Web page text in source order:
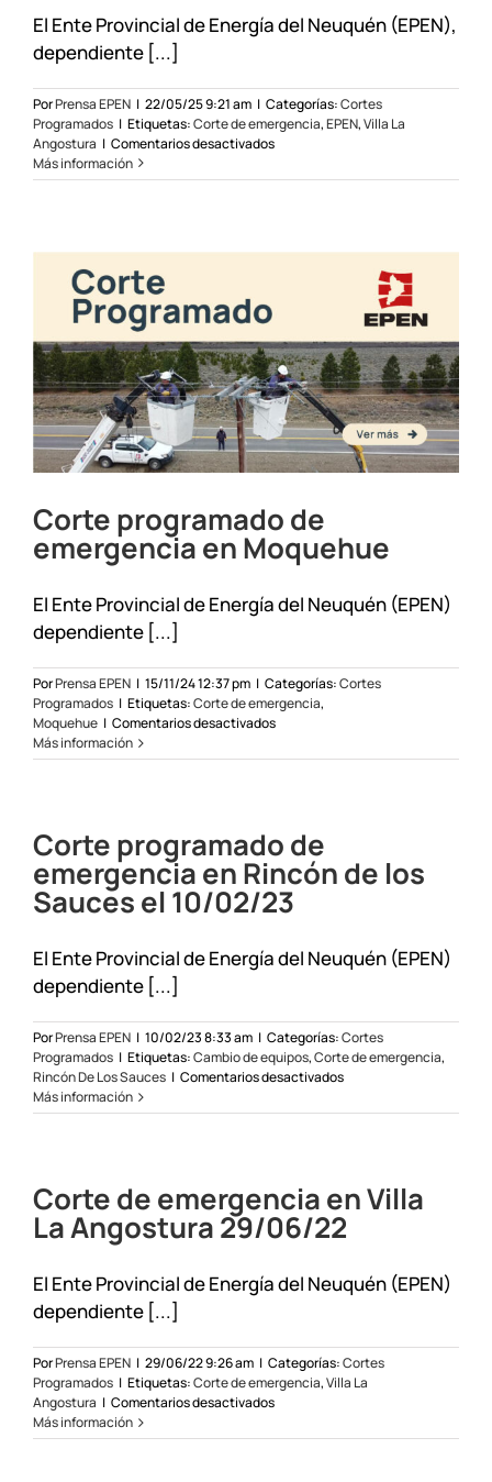
El Ente Provincial de Energía del Neuquén (EPEN),
dependiente [...]
PorPrensa EPEN | 22/05/25 9:21 am | Categorías:Cortes
Programados | Etiquetas:Corte de emergencia,EPEN,Villa La
Angostura | Comentarios desactivadosen
de
el
22/05/25
Más información
Corte programado de
emergencia en Moquehue
El Ente Provincial de Energía del Neuquén (EPEN)
dependiente [...]
PorPrensa EPEN | 15/11/24 12:37 pm | Categorías:Cortes
Programados | Etiquetas:Corte de emergencia,
Moquehue | Comentarios desactivadosen
programado
Moquehue
Más información
Corte programado de
emergencia en Rincón de los
Sauces el 10/02/23
El Ente Provincial de Energía del Neuquén (EPEN)
dependiente [...]
PorPrensa EPEN | 10/02/23 8:33 am | Categorías:Cortes
Programados | Etiquetas:Cambio de equipos,Corte de emergencia,
Rincón De Los Sauces | Comentarios desactivadosen
programado
Rincón
de
los
10/02/23
Más información
Corte de emergencia en Villa
La Angostura 29/06/22
El Ente Provincial de Energía del Neuquén (EPEN)
dependiente [...]
PorPrensa EPEN | 29/06/22 9:26 am | Categorías:Cortes
Programados | Etiquetas:Corte de emergencia,Villa La
Angostura | Comentarios desactivadosen
de
Más información